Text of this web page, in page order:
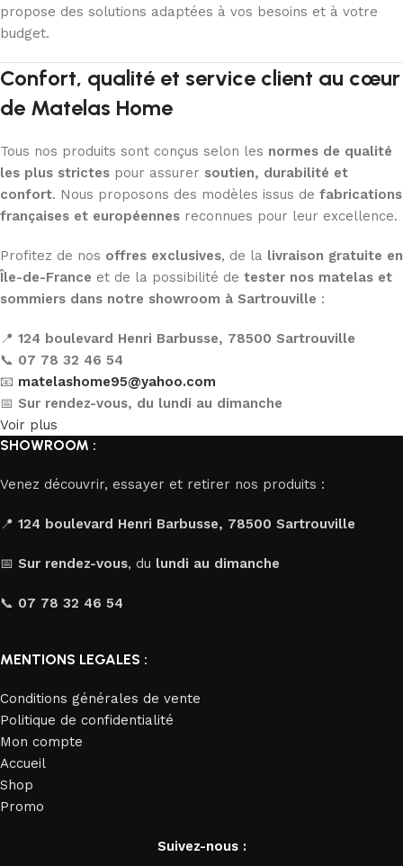
propose des solutions adaptées à vos besoins et à votre
budget.
Confort, qualité et service client au cœur
de Matelas Home
Tous nos produits sont conçus selon les normes de qualité
les plus strictes pour assurer soutien, durabilité et
confort. Nous proposons des modèles issus de fabrications
françaises et européennes reconnues pour leur excellence.
Profitez de nos offres exclusives, de la livraison gratuite en
Île-de-France et de la possibilité de tester nos matelas et
sommiers dans notre showroom à Sartrouville :
📍 124 boulevard Henri Barbusse, 78500 Sartrouville
📞 07 78 32 46 54
📧 matelashome95@yahoo.com
📅 Sur rendez-vous, du lundi au dimanche
Voir plus
SHOWROOM :
Venez découvrir, essayer et retirer nos produits :
📍 124 boulevard Henri Barbusse, 78500 Sartrouville
📅 Sur rendez-vous, du lundi au dimanche
📞 07 78 32 46 54
MENTIONS LEGALES :
Conditions générales de vente
Politique de confidentialité
Mon compte
Accueil
Shop
Promo
Suivez-nous :